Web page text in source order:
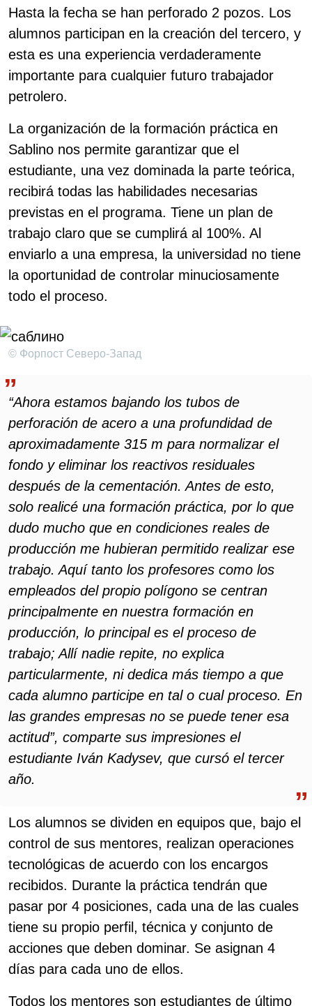
Hasta la fecha se han perforado 2 pozos. Los
alumnos participan en la creación del tercero, y
esta es una experiencia verdaderamente
importante para cualquier futuro trabajador
petrolero.
La organización de la formación práctica en
Sablino nos permite garantizar que el
estudiante, una vez dominada la parte teórica,
recibirá todas las habilidades necesarias
previstas en el programa. Tiene un plan de
trabajo claro que se cumplirá al 100%. Al
enviarlo a una empresa, la universidad no tiene
la oportunidad de controlar minuciosamente
todo el proceso.
© Форпост Северо-Запад
“Ahora estamos bajando los tubos de
perforación de acero a una profundidad de
aproximadamente 315 m para normalizar el
fondo y eliminar los reactivos residuales
después de la cementación. Antes de esto,
solo realicé una formación práctica, por lo que
dudo mucho que en condiciones reales de
producción me hubieran permitido realizar ese
trabajo. Aquí tanto los profesores como los
empleados del propio polígono se centran
principalmente en nuestra formación en
producción, lo principal es el proceso de
trabajo; Allí nadie repite, no explica
particularmente, ni dedica más tiempo a que
cada alumno participe en tal o cual proceso. En
las grandes empresas no se puede tener esa
actitud”, comparte sus impresiones el
estudiante Iván Kadysev, que cursó el tercer
año.
Los alumnos se dividen en equipos que, bajo el
control de sus mentores, realizan operaciones
tecnológicas de acuerdo con los encargos
recibidos. Durante la práctica tendrán que
pasar por 4 posiciones, cada una de las cuales
tiene su propio perfil, técnica y conjunto de
acciones que deben dominar. Se asignan 4
días para cada uno de ellos.
Todos los mentores son estudiantes de último